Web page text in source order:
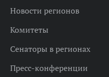
Новости регионов
Комитеты
Сенаторы в регионах
Пресс-конференции